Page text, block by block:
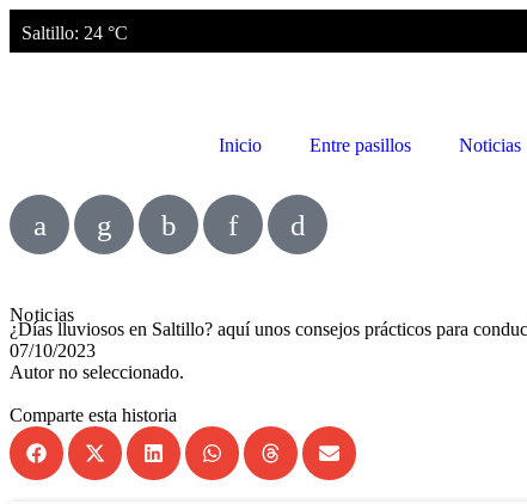
Saltillo: 24 °C
Inicio Entre pasillos Noticias
Noticias
¿Días lluviosos en Saltillo? aquí unos consejos prácticos para
07/10/2023
Autor no seleccionado.
Comparte esta historia